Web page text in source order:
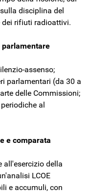
disciplina del
rifiuti radioattivi.
assenso;
parlamentari (da 30 a
delle Commissioni;
al
e comparata
all'esercizio della
LCOE
e accumuli, con